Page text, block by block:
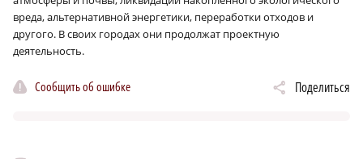
вреда, альтернативной энергетики, переработки отходов и
другого. В своих городах они продолжат проектную
деятельность.
Сообщить об ошибке Поделиться